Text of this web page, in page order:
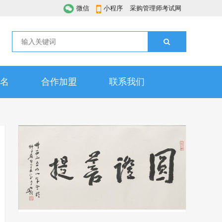
微信 小程序 采购管理师考试网
合作加盟 联系我们